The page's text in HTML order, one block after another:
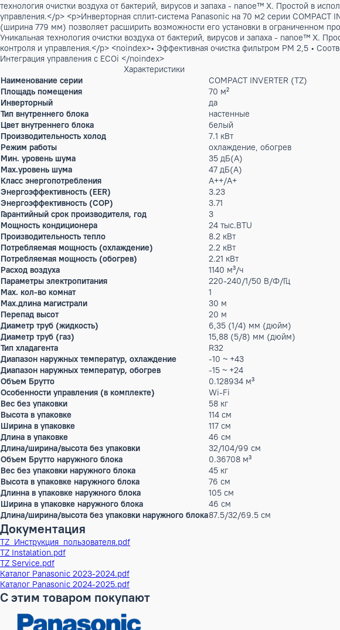
Бренд:Panasonic
Артикул: X-00013643, X-00013644
283 900 ₽
много
Описание
<p>Инверторная сплит-система Panasonic на 70 м2 серии COMPACT
позволяет расширить возможности его установки в ограниченном
технология очистки воздуха от бактерий, вирусов и запаха - nanoe™ X.
управления.</p> <p>Инверторная сплит-система Panasonic на 70 м2 серии
(ширина 779 мм) позволяет расширить возможности его установки в
Уникальная технология очистки воздуха от бактерий, вирусов и запаха -
контроля и управления.</p> <noindex>• Эффективная очистка фильтром PM
Интеграция управления с ECOi </noindex>
Наименование серии
COMPACT INVERTER (TZ)
Площадь помещения
Инверторный
Тип внутреннего блока
Цвет внутреннего блока
белый
Производительность холод
7.1 кВт
Режим работы
охлаждение, обогрев
Мин. уровень шума
35 дБ(А)
Max.уровень шума
47 дБ(А)
Класс энергопотребления
A++/A+
Энергоэффективность (EER)
Энергоэффективность (COP)
Гарантийный срок производителя, год
3
Мощность кондиционера
24 тыс.BTU
Производительность тепло
Потребляемая мощность (охлаждение)
2.2 кВт
Потребляемая мощность (обогрев)
2.21 кВт
Расход воздуха
1140 м³/ч
Параметры электропитания
Max. кол-во комнат
Max.длина магистрали
Перепад высот
Диаметр труб (жидкость)
6,35 (1/4) мм (дюйм)
Диаметр труб (газ)
15,88 (5/8) мм (дюйм)
Тип хладагента
Диапазон наружных температур, охлаждение
Диапазон наружных температур, обогрев
-15 ~ +24
Объем Брутто
0.128934 м³
Особенности управления (в комплекте)
Вес без упаковки
Высота в упаковке
Ширина в упаковке
Длина в упаковке
Длина/ширина/высота без упаковки
Объем Брутто наружного блока
Вес без упаковки наружного блока
Высота в упаковке наружного блока